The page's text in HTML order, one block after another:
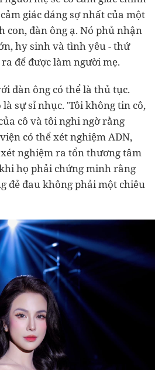
giác đáng sợ nhất của một
con, đàn ông ạ. Nó phủ nhận
hy sinh và tình yêu - thứ
để được làm người mẹ.
đàn ông có thể là thủ tục.
sự sỉ nhục. 'Tôi không tin cô,
cô và tôi nghi ngờ rằng
có thể xét nghiệm ADN,
nghiệm ra tổn thương tâm
họ phải chứng minh rằng
đẻ đau không phải một chiêu